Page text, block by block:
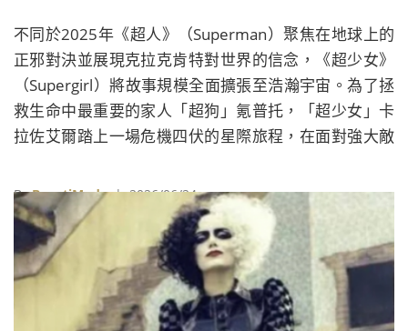
不同於2025年《超人》（Superman）聚焦在地球上的
正邪對決並展現克拉克肯特對世界的信念，《超少女》
（Supergirl）將故事規模全面擴張至浩瀚宇宙。為了拯
救生命中最重要的家人「超狗」氪普托，「超少女」卡
拉佐艾爾踏上一場危機四伏的星際旅程，在面對強大敵
ByBeautiMode| 2026/06/24